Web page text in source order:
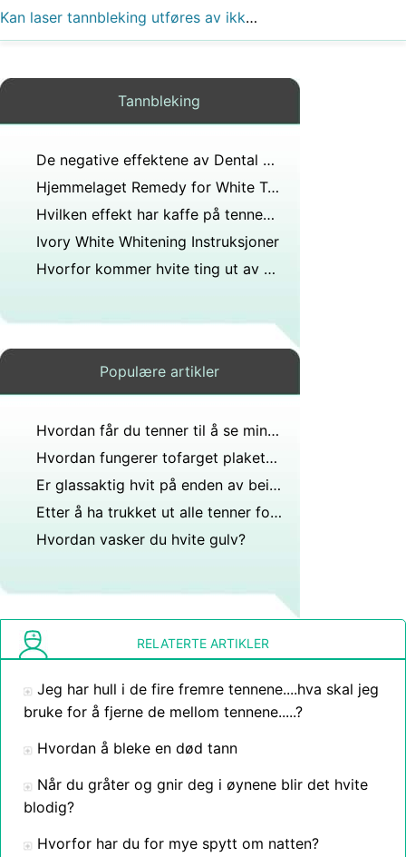
Kan laser tannbleking utføres av ikke-lisensierte tannleger i Mexico?
Tannbleking
De negative effektene av Dental Whitening strips
Hjemmelaget Remedy for White Teeth
Hvilken effekt har kaffe på tennene?
Ivory White Whitening Instruksjoner
Hvorfor kommer hvite ting ut av brystvortene dine?
Populære artikler
Hvordan får du tenner til å se mindre ut uten filing?
Hvordan fungerer tofarget plakettavslørende løsninger?
Er glassaktig hvit på enden av bein?
Etter å ha trukket ut alle tenner for proteser, er det meningen at underkjeven skal vokse?
Hvordan vasker du hvite gulv?
RELATERTE ARTIKLER
Jeg har hull i de fire fremre tennene....hva skal jeg
bruke for å fjerne de mellom tennene.....?
Hvordan å bleke en død tann
Når du gråter og gnir deg i øynene blir det hvite
blodig?
Hvorfor har du for mye spytt om natten?